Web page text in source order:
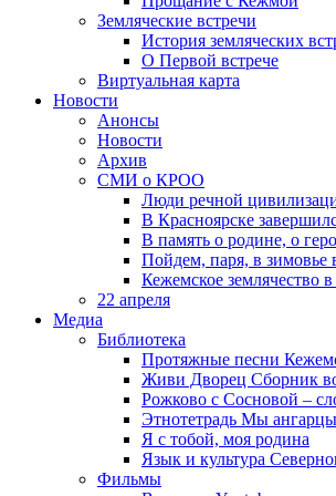
Земляческие встречи
История земляческих
О Первой встрече
Виртуальная карта
Новости
Анонсы
Новости
Архив
СМИ о КРОО
Люди речной
В Красноярске
В память о родине, о
Пойдем, паря, в зимовье
Кежемское землячество
22 апреля
Медиа
Библиотека
Протяжные песни
Живи Дворец Сборник
Рожково с Сосновой –
Этнотетрадь Мы ангарцы
Я с тобой, моя родина
Язык и культура
Фильмы